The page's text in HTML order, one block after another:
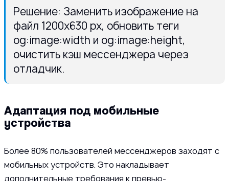
Решение: Заменить изображение на
файл 1200x630 px, обновить теги
og:image:width и og:image:height,
очистить кэш мессенджера через
отладчик.
Адаптация под мобильные
устройства
Более 80% пользователей мессенджеров заходят с
мобильных устройств. Это накладывает
дополнительные требования к превью-